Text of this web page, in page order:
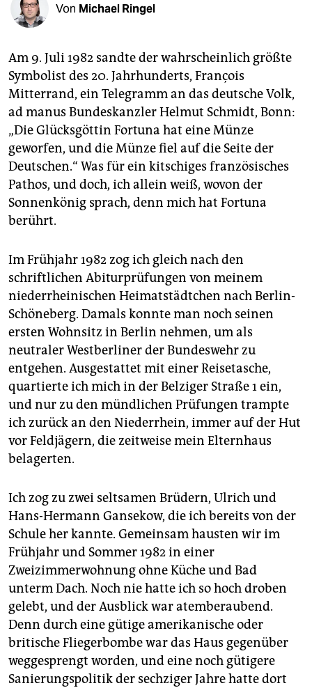
shop
unterstützen
abo
genossenschaft
epaper login
Von Michael Ringel
Am 9. Juli 1982 sandte der wahrscheinlich größte
Symbolist des 20. Jahrhunderts, François
Mitterrand, ein Telegramm an das deutsche Volk,
ad manus Bundeskanzler Helmut Schmidt, Bonn:
„Die Glücksgöttin Fortuna hat eine Münze
geworfen, und die Münze fiel auf die Seite der
Deutschen.“ Was für ein kitschiges französisches
Pathos, und doch, ich allein weiß, wovon der
Sonnenkönig sprach, denn mich hat Fortuna
berührt.
Im Frühjahr 1982 zog ich gleich nach den
schriftlichen Abiturprüfungen von meinem
niederrheinischen Heimatstädtchen nach Berlin-
Schöneberg. Damals konnte man noch seinen
ersten Wohnsitz in Berlin nehmen, um als
neutraler Westberliner der Bundeswehr zu
entgehen. Ausgestattet mit einer Reisetasche,
quartierte ich mich in der Belziger Straße 1 ein,
und nur zu den mündlichen Prüfungen trampte
ich zurück an den Niederrhein, immer auf der Hut
vor Feldjägern, die zeitweise mein Elternhaus
belagerten.
Ich zog zu zwei seltsamen Brüdern, Ulrich und
Hans-Hermann Gansekow, die ich bereits von der
Schule her kannte. Gemeinsam hausten wir im
Frühjahr und Sommer 1982 in einer
Zweizimmerwohnung ohne Küche und Bad
unterm Dach. Noch nie hatte ich so hoch droben
gelebt, und der Ausblick war atemberaubend.
Denn durch eine gütige amerikanische oder
britische Fliegerbombe war das Haus gegenüber
weggesprengt worden, und eine noch gütigere
Sanierungspolitik der sechziger Jahre hatte dort